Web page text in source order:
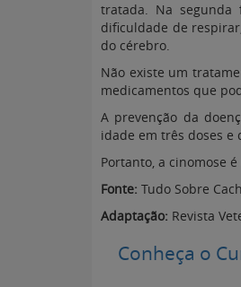
tratada. Na
dificuldade de
do cérebro.
Não existe um
medicamentos que
A prevenção da
idade em três doses
Portanto, a cinomose
Fonte: Tudo Sobre
Adaptação: Revista
Conheça o